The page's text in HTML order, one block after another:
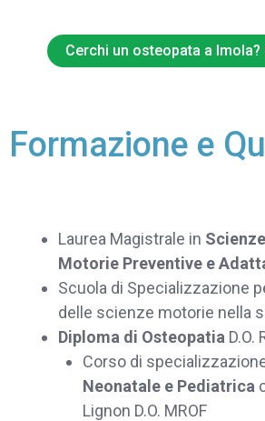
Cerchi un osteopata a Imola?
Formazione e
Laurea Magistrale in
Motorie Preventive e
Scuola di Specializzazione
delle scienze motorie nella
Diploma di Osteopatia D.O.
Corso di
Neonatale e Pediatrica
Lignon D.O. MROF